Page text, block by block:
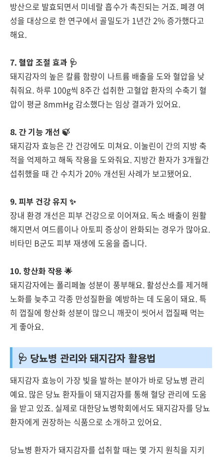
방산으로 발효되면서 미네랄 흡수가 촉진되는 거죠. 폐경 여
성을 대상으로 한 연구에서 골밀도가 1년간 2% 증가했다고
해요.
7. 혈압 조절 효과 🩺
돼지감자의 높은 칼륨 함량이 나트륨 배출을 도와 혈압을 낮
춰줘요. 하루 100g씩 8주간 섭취한 고혈압 환자의 수축기 혈
압이 평균 8mmHg 감소했다는 임상 결과가 있어요.
8. 간 기능 개선 🍃
돼지감자 효능은 간 건강에도 미쳐요. 이눌린이 간의 지방 축
적을 억제하고 해독 작용을 도와줘요. 지방간 환자가 3개월간
섭취했을 때 간 수치가 20% 개선된 사례가 보고됐어요.
9. 피부 건강 유지 ✨
장내 환경 개선은 피부 건강으로 이어져요. 독소 배출이 원활
해지면서 여드름이나 아토피 증상이 완화되는 경우가 많아요.
비타민 B군도 피부 재생에 도움을 줍니다.
10. 항산화 작용 🌟
돼지감자에는 폴리페놀 성분이 풍부해요. 활성산소를 제거해
노화를 늦추고 각종 만성질환을 예방하는 데 도움이 돼요. 특
히 껍질에 항산화 성분이 많으니 깨끗이 씻어서 껍질째 먹는
게 좋아요.
🩺 당뇨병 관리와 돼지감자 활용법
돼지감자 효능이 가장 빛을 발하는 분야가 바로 당뇨병 관리
예요. 많은 당뇨 환자들이 돼지감자를 통해 혈당 관리에 도움
을 받고 있죠. 실제로 대한당뇨병학회에서도 돼지감자를 당뇨
환자에게 권장하는 식품으로 소개하고 있어요.
당뇨병 환자가 돼지감자를 섭취할 때는 몇 가지 원칙을 지키